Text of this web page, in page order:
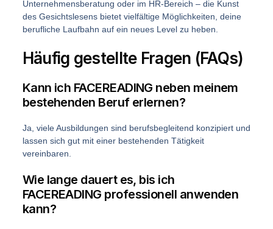
Unternehmensberatung oder im HR-Bereich – die Kunst
des Gesichtslesens bietet vielfältige Möglichkeiten, deine
berufliche Laufbahn auf ein neues Level zu heben.
Häufig gestellte Fragen (FAQs)
Kann ich FACEREADING neben meinem
bestehenden Beruf erlernen?
Ja, viele Ausbildungen sind berufsbegleitend konzipiert und
lassen sich gut mit einer bestehenden Tätigkeit
vereinbaren.
Wie lange dauert es, bis ich
FACEREADING professionell anwenden
kann?